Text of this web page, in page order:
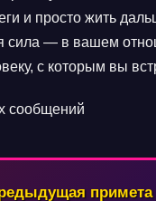
и просто жить
сила — в вашем
с которым вы
сообщений
примета